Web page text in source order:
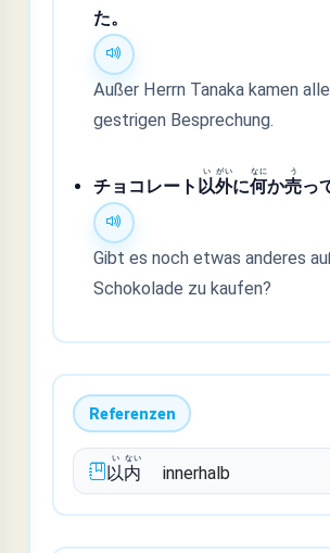
た。
Außer Herrn Tanaka kamen
gestrigen Besprechung.
チョコレート 以
い
外
がい
に何
なに
か売
う
っ
Gibt es noch etwas anderes
Schokolade zu kaufen?
Referenzen
以
い
内
ない
innerhalb